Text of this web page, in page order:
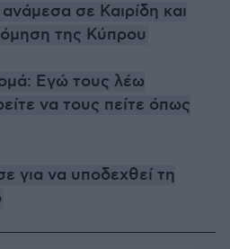
σε Καιρίδη και
της Κύπρου
Εγώ τους λέω
να τους πείτε όπως
για να υποδεχθεί τη